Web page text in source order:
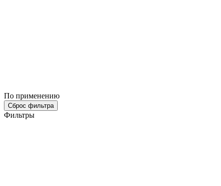
По применению
Сброс фильтра
Фильтры